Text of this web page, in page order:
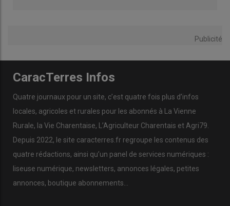
Publicité
CaracTerres Infos
Quatre journaux pour un site, c’est quatre fois plus d’infos
locales, agricoles et rurales pour les abonnés à La Vienne
Rurale, la Vie Charentaise, L’Agriculteur Charentais et Agri79.
Depuis 2022, le site caracterres.fr regroupe les contenus des
quatre rédactions, ainsi qu’un panel de services numériques :
liseuse numérique, newsletters, annonces légales, petites
annonces, boutique abonnements…